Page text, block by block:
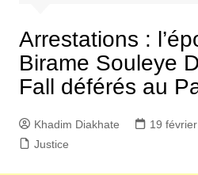
Arrestations :
Birame Souleye
Fall déférés au
Khadim Diakhate 19
Justice